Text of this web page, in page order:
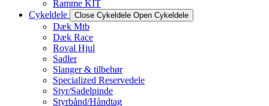
Ramme KIT
Cykeldele
Close Cykeldele Open Cykeldele
Dæk Mtb
Dæk Race
Roval Hjul
Sadler
Slanger & tilbehør
Specialized Reservedele
Styr/Sadelpinde
Styrbånd/Håndtag